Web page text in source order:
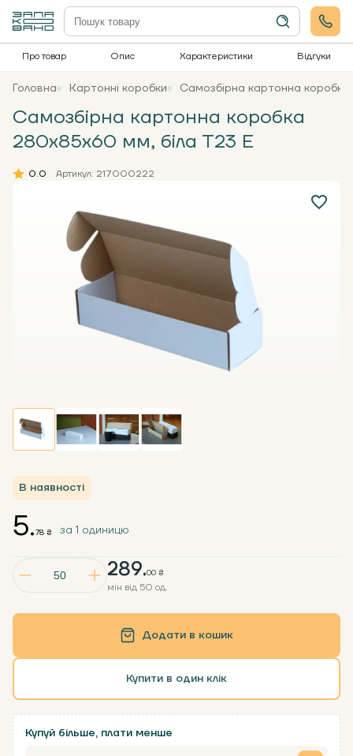
Про товар Опис Характеристики Відгуки
Головна Картонні коробки Самозбірна картонна
Самозбірна картонна коробка
280x85x60 мм, біла Т23 Е
0.0 Артикул: 217000222
В наявності
289.00 ₴
мін від 50 од.
5.78 ₴ за 1 одиницю
Додати в кошик
Купити в один клік
Купуй більше, плати менше